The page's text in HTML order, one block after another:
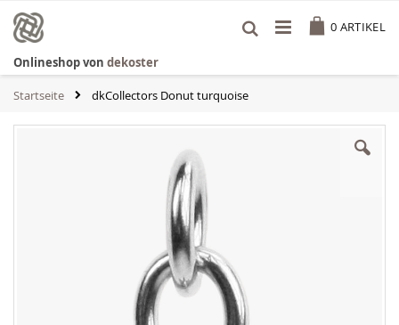
Inhalt
springen
0 ARTIKEL
Onlineshop von dekoster
Startseite dkCollectors Donut turquoise